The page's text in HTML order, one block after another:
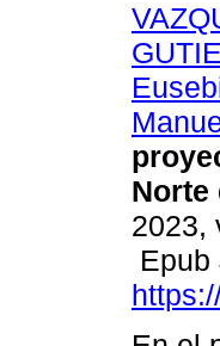
Norte
2023,